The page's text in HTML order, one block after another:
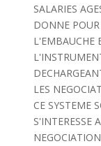
SALARIES
DONNE
L'EMBAUCHE
LES
CE SYSTEME
S'INTERESSE